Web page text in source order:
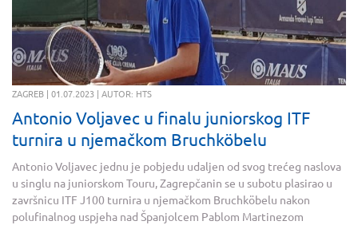
ZAGREB | 01.07.2023 | AUTOR: HTS
Antonio Voljavec u finalu juniorskog ITF
turnira u njemačkom Bruchköbelu
Antonio Voljavec jednu je pobjedu udaljen od svog trećeg naslova
u singlu na juniorskom Touru, Zagrepčanin se u subotu plasirao u
završnicu ITF J100 turnira u njemačkom Bruchköbelu nakon
polufinalnog uspjeha nad Španjolcem Pablom Martinezom